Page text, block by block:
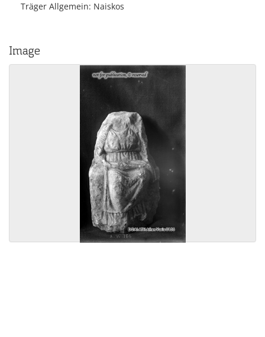
Träger Allgemein: Naiskos
Image